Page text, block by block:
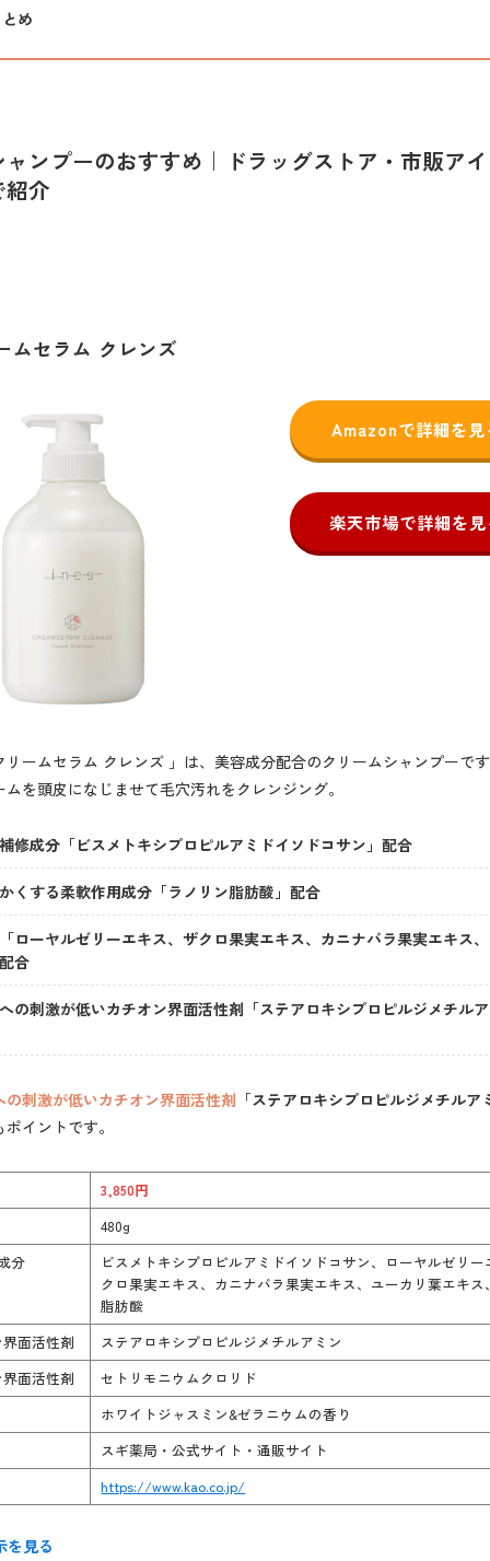
め
ンプーのおすすめ｜ドラッグストア・市販ア
紹介
ムセラム クレンズ
Amazonで詳細を見
楽天市場で詳細を見
リームセラム クレンズ 」は、美容成分配合のクリームシャンプーで
を頭皮になじませて毛穴汚れをクレンジング。
修成分「ビスメトキシプロピルアミドイソドコサン」配合
くする柔軟作用成分「ラノリン脂肪酸」配合
ローヤルゼリーエキス、ザクロ果実エキス、カニナバラ果実エキス
合
の刺激が低いカチオン界面活性剤「ステアロキシプロピルジメチル
の刺激が低いカチオン界面活性剤 「ステアロキシプロピルジメチルア
イントです。
3,850円
480g
分
ビスメトキシプロピルアミドイソドコサン、ローヤルゼリー
クロ果実エキス、カニナバラ果実エキス、ユーカリ葉エキス
脂肪酸
面活性剤
ステアロキシプロピルジメチルアミン
面活性剤
セトリモニウムクロリド
ホワイトジャスミン&ゼラニウムの香り
スギ薬局・公式サイト・通販サイト
https://www.kao.co.jp/
を見る